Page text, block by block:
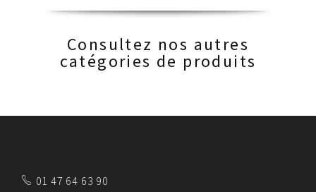
Consultez nos autres
catégories de produits
01 47 64 63 90